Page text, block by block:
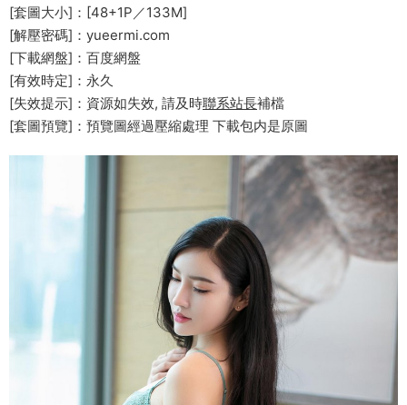
[套圖大小]：[48+1P／133M]
[解壓密碼]：yueermi.com
[下載網盤]：百度網盤
[有效時定]：永久
[失效提示]：資源如失效, 請及時聯系站長補檔
[套圖預覽]：預覽圖經過壓縮處理 下載包内是原圖